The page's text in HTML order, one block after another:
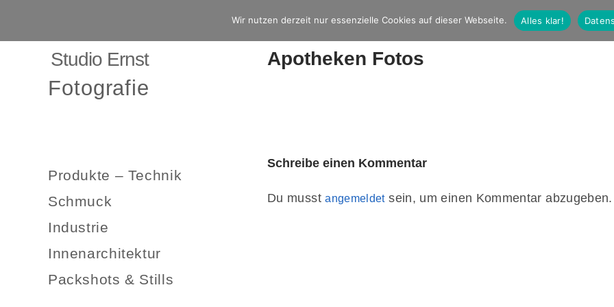
Studio Ernst
Fotografie
Produkte – Technik
Schmuck
Industrie
Innenarchitektur
Packshots & Stills
Apotheken Fotos
Schreibe einen Kommentar
Du musstangemeldetsein, um einen Kommentar abzugeben.
Wir nutzen derzeit nur essenzielle Cookies auf dieser Webseite. Alles klar!